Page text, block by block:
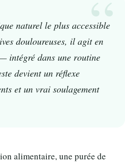
naturel le plus accessible
douloureuses, il agit en
intégré dans une routine
devient un réflexe
et un vrai soulagement
alimentaire, une purée de